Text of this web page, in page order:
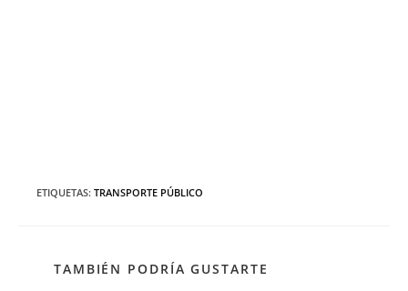
ETIQUETAS: TRANSPORTE PÚBLICO
TAMBIÉN PODRÍA GUSTARTE